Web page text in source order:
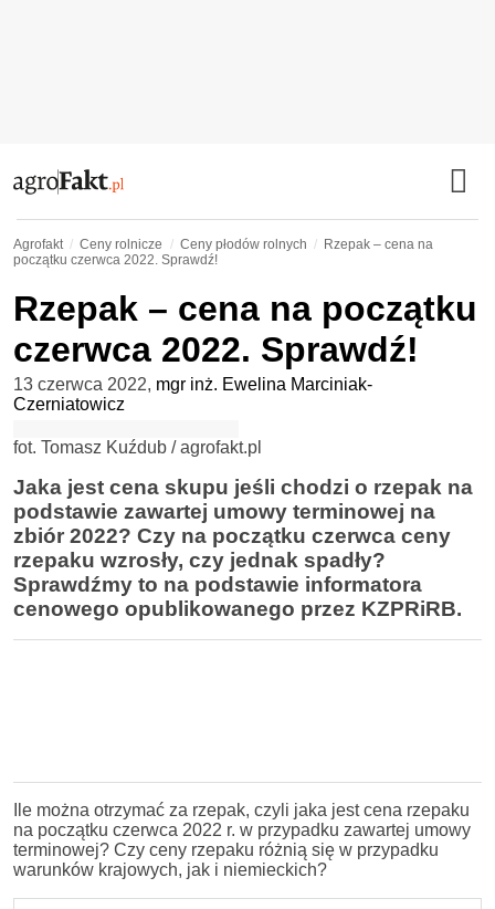
Agrofakt Ceny rolnicze Ceny płodów rolnych
Rzepak – cena na
początku czerwca 2022. Sprawdź!
Rzepak – cena na początku
czerwca 2022. Sprawdź!
13 czerwca 2022, mgr inż. Ewelina Marciniak-
Czerniatowicz
fot. Tomasz Kuźdub / agrofakt.pl
Jaka jest cena skupu jeśli chodzi o rzepak na
podstawie zawartej umowy terminowej na
zbiór 2022? Czy na początku czerwca ceny
rzepaku wzrosły, czy jednak spadły?
Sprawdźmy to na podstawie informatora
cenowego opublikowanego przez KZPRiRB.
Ile można otrzymać za rzepak, czyli jaka jest cena rzepaku
na początku czerwca 2022 r. w przypadku zawartej umowy
terminowej? Czy ceny rzepaku różnią się w przypadku
warunków krajowych, jak i niemieckich?